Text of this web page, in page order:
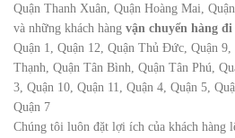
Quận Thanh Xuân, Quận Hoàng Mai,
và những khách hàng vận chuyển hàng
Quận 1, Quận 12, Quận Thủ Đức, Quận
Thạnh, Quận Tân Bình, Quận Tân Phú,
3, Quận 10, Quận 11, Quận 4, Quận 5,
Quận 7
Chúng tôi luôn đặt lợi ích của khách hàng